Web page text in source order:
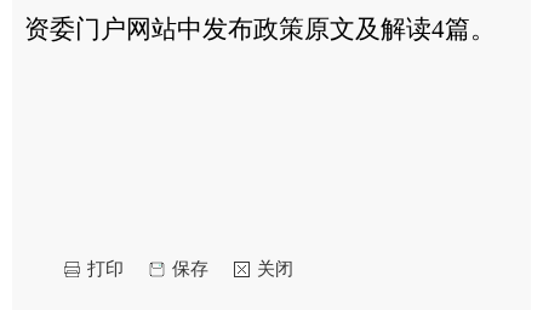
资委门户网站中发布政策原文及解读4篇。
关闭
保存
打印